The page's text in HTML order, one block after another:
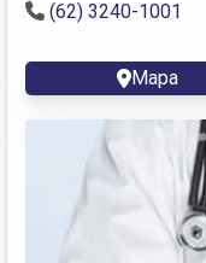
(62) 3240-1001
Mapa